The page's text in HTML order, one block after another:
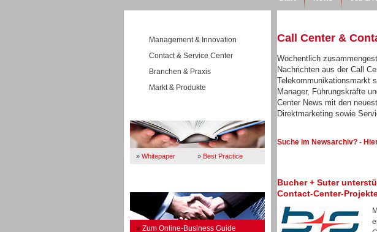
Management & Innovation
Contact & Service Center
Branchen & Praxis
Markt & Produkte
» Whitepaper » Best Practice
» Zum Online-Business Guide
Call Center &
Wöchentlich
Nachrichten aus der Call
Telekommunikationsmarkt
Manager, Führungskräfte
Center News mit den
Direktmarketing sowie
Suche im Newsarchiv? -
Bucher + Suter
Contact-Center-